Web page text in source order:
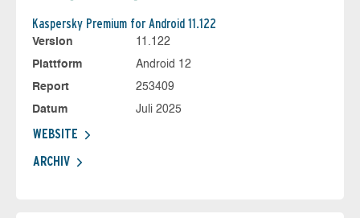
Kaspersky Premium for Android 11.122
Version
11.122
Plattform
Android 12
Report
253409
Datum
Juli 2025
WEBSITE
ARCHIV